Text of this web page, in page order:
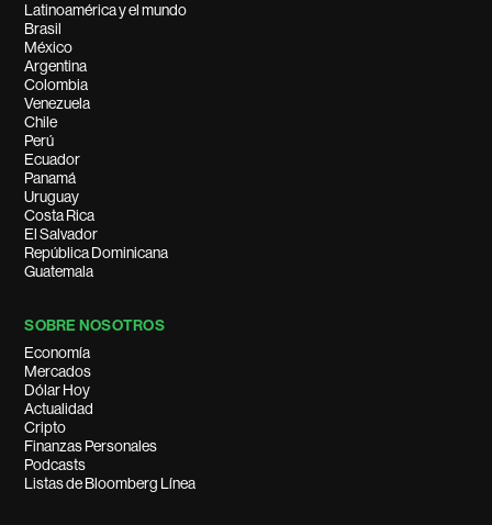
Latinoamérica y el mundo
Brasil
México
Argentina
Colombia
Venezuela
Chile
Perú
Ecuador
Panamá
Uruguay
Costa Rica
El Salvador
República Dominicana
Guatemala
SOBRE NOSOTROS
Economía
Mercados
Dólar Hoy
Actualidad
Cripto
Finanzas Personales
Podcasts
Listas de Bloomberg Línea